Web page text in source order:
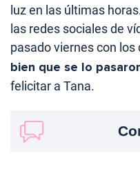
luz en las últimas
las redes sociales de
pasado viernes con
bien que se lo
felicitar a Tana.